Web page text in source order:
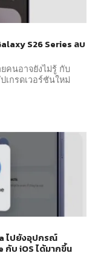
S26 Series ลบ
คนอาจยังไม่รู้ กับ
เกรดเวอร์ชันใหม่
ไปยังอุปกรณ์
กับ iOS ได้มากขึ้น